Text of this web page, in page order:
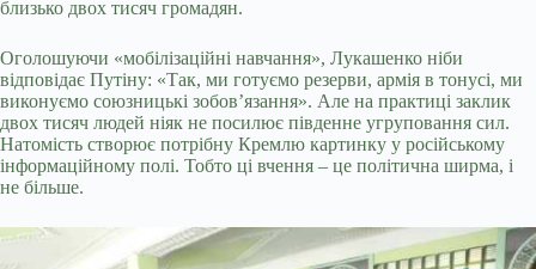
близько двох тисяч громадян.
Оголошуючи «мобілізаційні навчання», Лукашенко ніби
відповідає Путіну: «Так, ми готуємо резерви, армія в тонусі, ми
виконуємо союзницькі зобов’язання». Але на практиці заклик
двох тисяч людей ніяк не посилює південне угруповання сил.
Натомість створює потрібну Кремлю картинку у російському
інформаційному полі. Тобто ці вчення – це політична ширма, і
не більше.